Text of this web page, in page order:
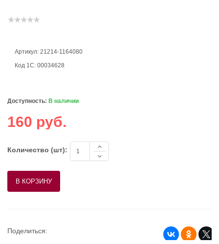
Артикул: 21214-1164080
Код 1С: 00034628
Доступность: В наличии
160 руб.
Количество (шт):
Поделиться: